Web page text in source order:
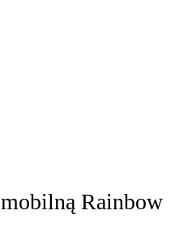
Rainbow